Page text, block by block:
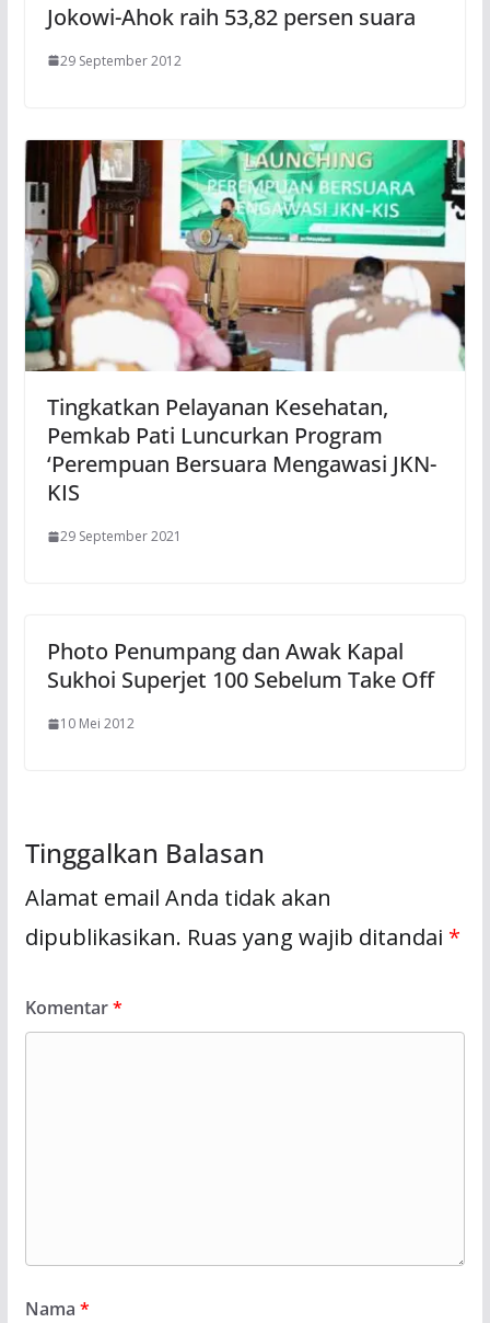
Jokowi-Ahok raih 53,82 persen suara
29 September 2012
Tingkatkan Pelayanan Kesehatan,
Pemkab Pati Luncurkan Program
‘Perempuan Bersuara Mengawasi JKN-
KIS
29 September 2021
Photo Penumpang dan Awak Kapal
Sukhoi Superjet 100 Sebelum Take Off
10 Mei 2012
Tinggalkan Balasan
Alamat email Anda tidak akan
dipublikasikan. Ruas yang wajib ditandai *
Komentar*
Nama *